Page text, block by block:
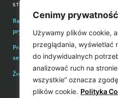
Cenimy
Używamy plików cookie,
przeglądania, wyświetlać
do indywidualnych
analizować ruch na
wszystkie” oznacza
plików cookie. Polityka
STRONY INFORMACYJNE
Regulamin zakupów i polityka
prywatności
Prawa autorskie i wykorzystywanie
serwisu
Źródła